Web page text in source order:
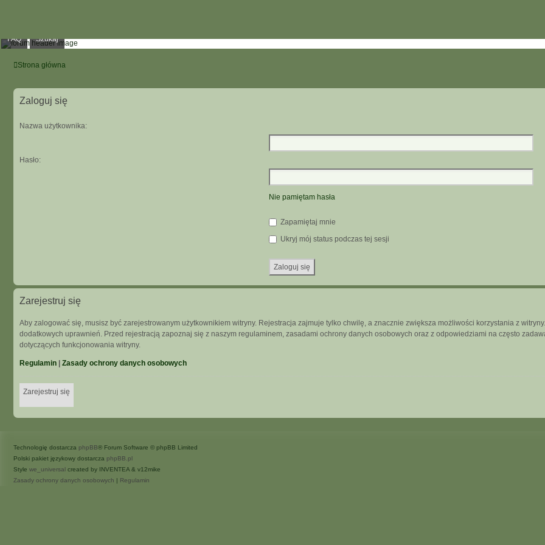
FAQ Szukaj
Strona główna
Zaloguj się
Nazwa użytkownika:
Hasło:
Nie pamiętam hasła
Zapamiętaj mnie
Ukryj mój status podczas tej sesji
Zarejestruj się
Aby zalogować się, musisz być zarejestrowanym użytkownikiem witryny. Rejestracja zajmuje tylko chwilę, a znacznie zwiększa możliwości korzystania z
dodatkowych uprawnień. Przed rejestracją zapoznaj się z naszym regulaminem, zasadami ochrony danych osobowych oraz z odpowiedziami na często
dotyczących funkcjonowania witryny.
Regulamin Zasady ochrony danych osobowych
Zarejestruj się
Technologię dostarcza phpBB® Forum Software © phpBB Limited
Polski pakiet językowy dostarcza phpBB.pl
Style we_universal created by INVENTEA & v12mike
Zasady ochrony danych osobowych | Regulamin